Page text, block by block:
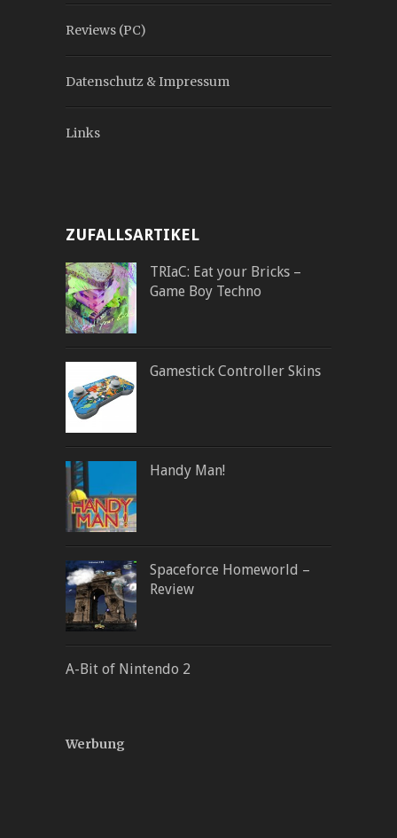
Reviews (PC)
Datenschutz & Impressum
Links
ZUFALLSARTIKEL
TRIaC: Eat your Bricks –
Game Boy Techno
Gamestick Controller Skins
Handy Man!
Spaceforce Homeworld –
Review
A-Bit of Nintendo 2
Werbung